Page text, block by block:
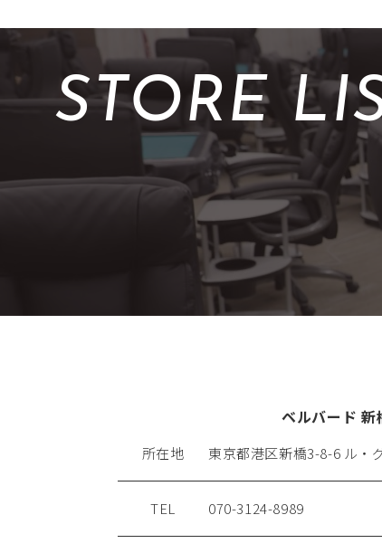
STORE
ベルバード 新
所在地 東京都港区新橋3-8-6 ル・
TEL 070-3124-8989